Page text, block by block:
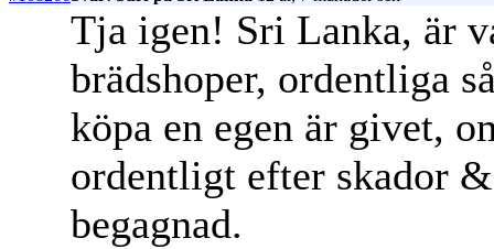
Tja igen! Sri Lanka, är
brädshoper, ordentliga
köpa en egen är givet,
ordentligt efter skador
begagnad.